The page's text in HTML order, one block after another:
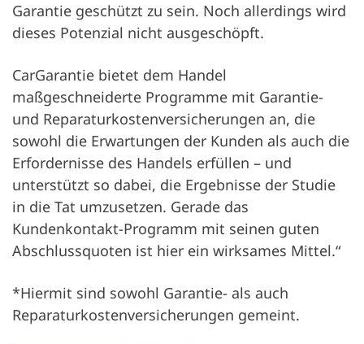
Garantie geschützt zu sein. Noch allerdings wird
dieses Potenzial nicht ausgeschöpft.
CarGarantie bietet dem Handel
maßgeschneiderte Programme mit Garantie-
und Reparaturkostenversicherungen an, die
sowohl die Erwartungen der Kunden als auch die
Erfordernisse des Handels erfüllen – und
unterstützt so dabei, die Ergebnisse der Studie
in die Tat umzusetzen. Gerade das
Kundenkontakt-Programm mit seinen guten
Abschlussquoten ist hier ein wirksames Mittel.“
*Hiermit sind sowohl Garantie- als auch
Reparaturkostenversicherungen gemeint.